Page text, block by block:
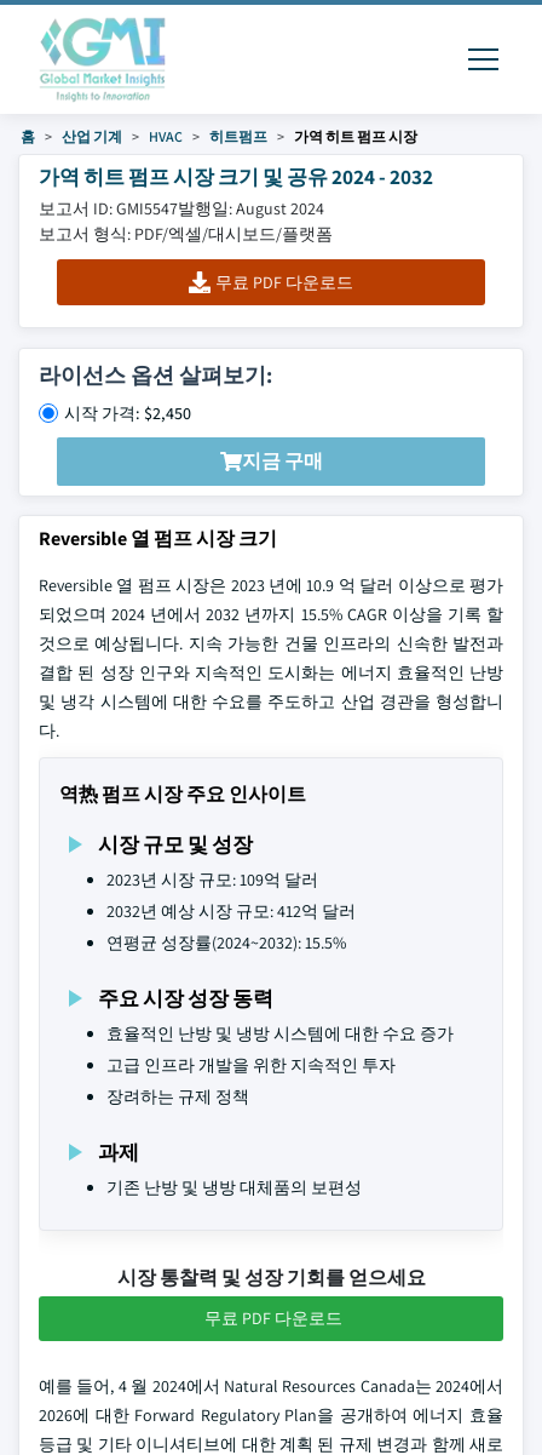
홈 산업 기계 HVAC 히트펌프 가역 히트 펌프 시장
가역 히트 펌프 시장 크기 및 공유 2024 - 2032
보고서 ID: GMI5547발행일: August 2024
보고서 형식: PDF/엑셀/대시보드/플랫폼
무료 PDF 다운로드
라이선스 옵션 살펴보기:
시작 가격: $2,450
지금 구매
Reversible 열 펌프 시장 크기
Reversible 열 펌프 시장은 2023 년에 10.9 억 달러 이상으로 평가
되었으며 2024 년에서 2032 년까지 15.5% CAGR 이상을 기록 할
것으로 예상됩니다. 지속 가능한 건물 인프라의 신속한 발전과
결합 된 성장 인구와 지속적인 도시화는 에너지 효율적인 난방
및 냉각 시스템에 대한 수요를 주도하고 산업 경관을 형성합니
다.
역热 펌프 시장 주요 인사이트
시장 규모 및 성장
2023년 시장 규모: 109억 달러
2032년 예상 시장 규모: 412억 달러
연평균 성장률(2024~2032): 15.5%
주요 시장 성장 동력
효율적인 난방 및 냉방 시스템에 대한 수요 증가
고급 인프라 개발을 위한 지속적인 투자
장려하는 규제 정책
과제
기존 난방 및 냉방 대체품의 보편성
시장 통찰력 및 성장 기회를 얻으세요
무료 PDF 다운로드
예를 들어, 4 월 2024에서 Natural Resources Canada는 2024에서
2026에 대한 Forward Regulatory Plan을 공개하여 에너지 효율
등급 및 기타 이니셔티브에 대한 계획 된 규제 변경과 함께 새로